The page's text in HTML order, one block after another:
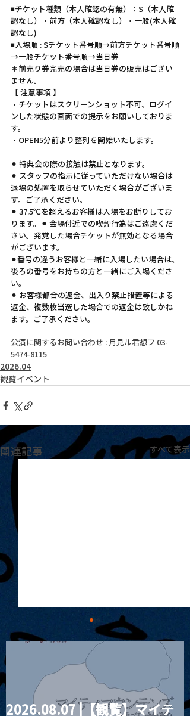
◾チケット種類（本人確認の有無）：S（本人確
認なし）・前方（本人確認なし）・一般(本人確
認なし)
◾入場順 : Sチケット番号順→前方チケット番号順
→一般チケット番号順→当日券
＊前売り券完売の場合は当日券の販売はござい
ません。
【 注意事項 】
・チケットはスクリーンショット不可、ログイ
ンした状態の画面での提示をお願いしておりま
す。
・OPEN5分前より整列を開始いたします。
⚫︎ 特典会の際の接触は禁止となります。
⚫︎ スタッフの指示に従っていただけない場合は
退場の処置を取らせていただく場合がございま
す。ご了承ください。
⚫︎ 37.5℃を超えるお客様は入場をお断りしてお
ります。⚫︎ 会場付近での喫煙行為はご遠慮くだ
さい。発覚した場合チケットが無効となる場合
がございます。
⚫︎番号の違うお客様と一緒に入場したい場合は、
後ろの番号をお持ちの方と一緒にご入場くださ
い。
⚫︎ お客様都合の返金、出入り禁止措置等による
返金、複数枚当選した場合での返金は致しかね
ます。ご了承ください。
公演に関するお問い合わせ : 月見ル君想フ 03-
5474-8115
2026.04
観覧イベント
関連記事 すべて表示
2026.08.07 |【観覧】マイテ